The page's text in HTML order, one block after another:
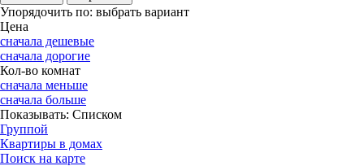
Упорядочить по: выбрать вариант
Цена
сначала дешевые
сначала дорогие
Кол-во комнат
сначала меньше
сначала больше
Показывать: Списком
Группой
Квартиры в домах
Поиск на карте